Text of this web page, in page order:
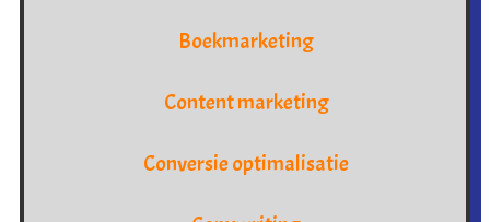
Boekmarketing
Content marketing
Conversie optimalisatie